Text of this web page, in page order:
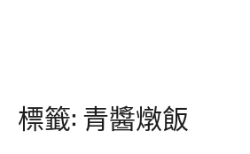
標籤: 青醬燉飯